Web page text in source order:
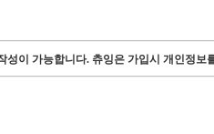
성이 가능합니다. 츄잉은 가입시 개인정보